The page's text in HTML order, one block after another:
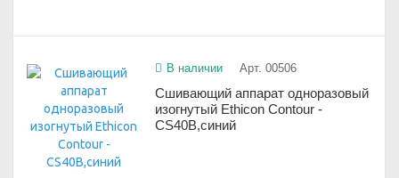
В наличии Арт. 00506
Сшивающий аппарат одноразовый
изогнутый Ethicon Contour -
CS40B,синий